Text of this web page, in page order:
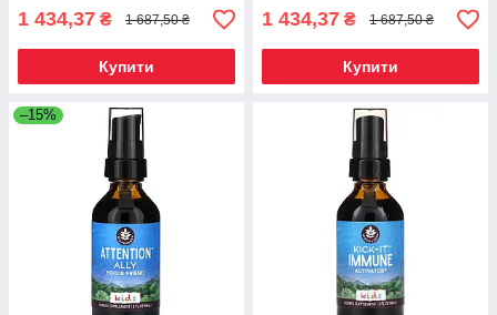
1 434,37 ₴ 1 687,50 ₴
Купити
1 434,37 ₴ 1 687,50 ₴
Купити
–15%